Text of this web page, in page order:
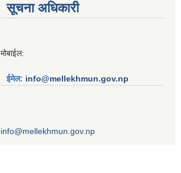
सूचना अधिकारी
मोबाईल:
ईमेल: info@mellekhmun.gov.np
info@mellekhmun.gov.np